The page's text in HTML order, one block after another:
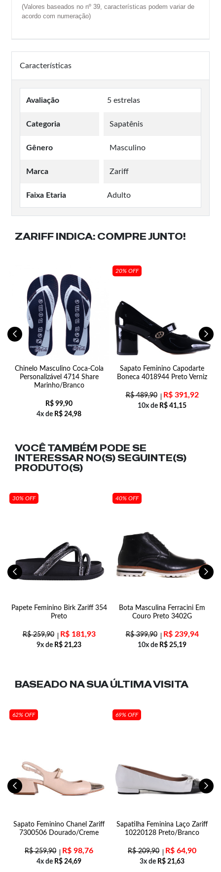
(Valores baseados no nº 39, características podem variar de
acordo com numeração)
Características
Avaliação 5 estrelas
Categoria Sapatênis
Gênero Masculino
Marca Zariff
Faixa Etaria Adulto
ZARIFF INDICA: COMPRE JUNTO!
Chinelo Masculino Coca-Cola
Personalizável 4714 Share
Marinho/Branco
R$ 99,90
4x de R$ 24,98
20% OFF
Sapato Feminino Capodarte
Boneca 4018944 Preto Verniz
R$489,90 R$391,92
10x de R$ 41,15
VOCÊ TAMBÉM PODE SE
INTERESSAR NO(S) SEGUINTE(S)
PRODUTO(S)
30% OFF
Papete Feminino Birk Zariff 354
Preto
R$259,90 R$181,93
9x de R$ 21,23
40% OFF
Bota Masculina Ferracini Em
Couro Preto 3402G
R$399,90 R$239,94
10x de R$ 25,19
BASEADO NA SUAÚLTIMA VISITA
62% OFF
Sapato Feminino Chanel Zariff
7300506 Dourado/Creme
R$259,90 R$ 98,76
4x de R$ 24,69
69% OFF
Sapatilha Feminina Laço Zariff
10220128 Preto/Branco
R$209,90 R$ 64,90
3x de R$ 21,63